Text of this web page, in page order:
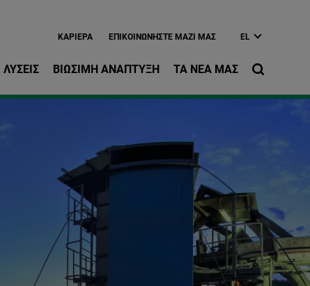
ΚΑΡΙΈΡΑ EΠΙΚΟΙΝΩΝΉΣΤΕ ΜΑΖΊ ΜΑΣ EL
ΒΙΏΣΙΜΗ ΑΝΆΠΤΥΞΗ ΤΑ ΝΈΑ ΜΑΣ